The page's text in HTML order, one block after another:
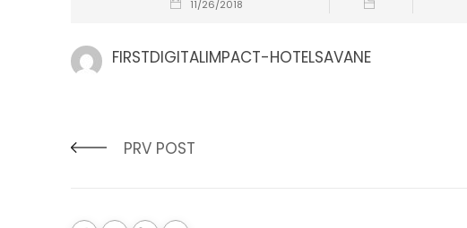
11/26/2018
FIRSTDIGITALIMPACT-HOTELSAVANE
PRV POST